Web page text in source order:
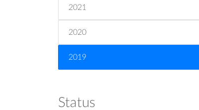
2021
2020
2019
Status